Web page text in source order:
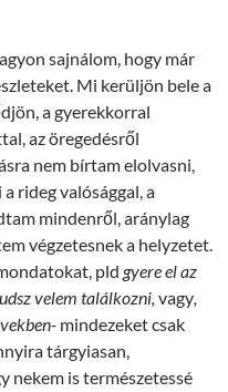
sajnálom, hogy már
Mi kerüljön bele a
a gyerekkorral
az öregedésről
nem bírtam elolvasni,
rideg valósággal, a
mindenről, aránylag
végzetesnek a helyzetet.
pld gyere el az
velem találkozni, vagy,
mindezeket csak
tárgyiasan,
nekem is természetessé